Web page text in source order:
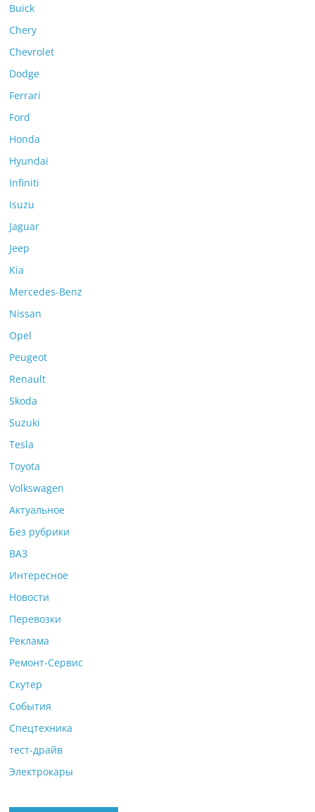
Buick
Chery
Chevrolet
Dodge
Ferrari
Ford
Honda
Hyundai
Infiniti
Isuzu
Jaguar
Jeep
Kia
Mercedes-Benz
Nissan
Opel
Peugeot
Renault
Skoda
Suzuki
Tesla
Toyota
Volkswagen
Актуальное
Без рубрики
ВАЗ
Интересное
Новости
Перевозки
Реклама
Ремонт-Сервис
Скутер
События
Спецтехника
тест-драйв
Электрокары